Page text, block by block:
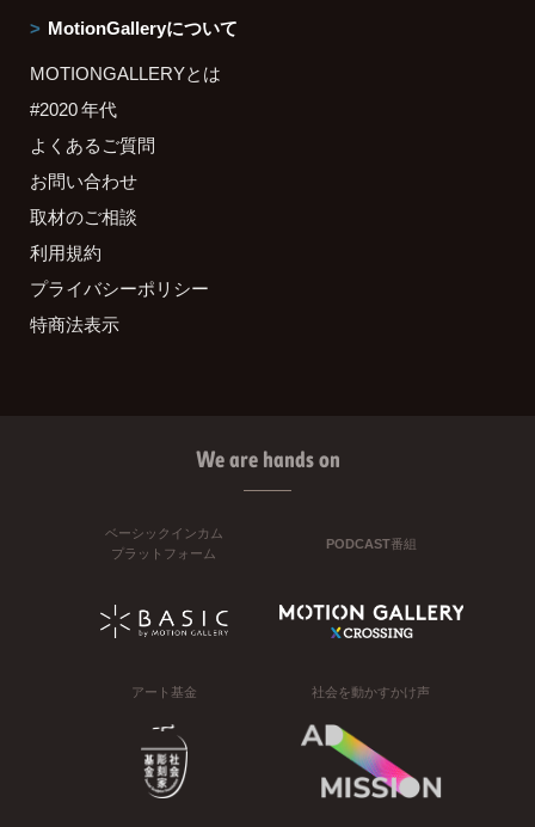
MotionGalleryについて
MOTIONGALLERYとは
#2020 年代
よくあるご質問
お問い合わせ
取材のご相談
利用規約
プライバシーポリシー
特商法表示
We are hands on
ベーシックインカム
プラットフォーム
PODCAST番組
アート基金 社会を動かすかけ声